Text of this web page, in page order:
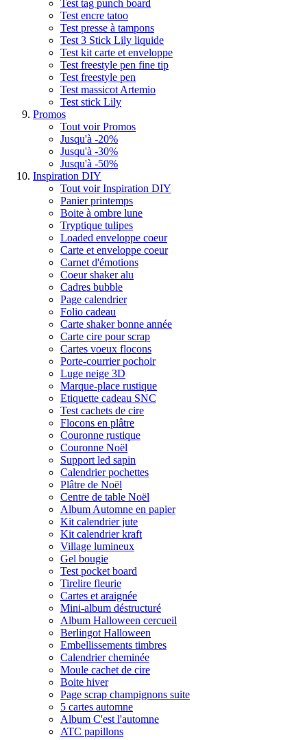
Test tag punch board
Test encre tatoo
Test presse à tampons
Test 3 Stick Lily liquide
Test kit carte et enveloppe
Test freestyle pen fine tip
Test freestyle pen
Test massicot Artemio
Test stick Lily
Promos
Tout voir Promos
Jusqu'à -20%
Jusqu'à -30%
Jusqu'à -50%
Inspiration DIY
Tout voir Inspiration DIY
Panier printemps
Boite à ombre lune
Tryptique tulipes
Loaded enveloppe coeur
Carte et enveloppe coeur
Carnet d'émotions
Coeur shaker alu
Cadres bubble
Page calendrier
Folio cadeau
Carte shaker bonne année
Carte cire pour scrap
Cartes voeux flocons
Porte-courrier pochoir
Luge neige 3D
Marque-place rustique
Etiquette cadeau SNC
Test cachets de cire
Flocons en plâtre
Couronne rustique
Couronne Noël
Support led sapin
Calendrier pochettes
Plâtre de Noël
Centre de table Noël
Album Automne en papier
Kit calendrier jute
Kit calendrier kraft
Village lumineux
Gel bougie
Test pocket board
Tirelire fleurie
Cartes et araignée
Mini-album déstructuré
Album Halloween cercueil
Berlingot Halloween
Embellissements timbres
Calendrier cheminée
Moule cachet de cire
Boite hiver
Page scrap champignons suite
5 cartes automne
Album C'est l'automne
ATC papillons